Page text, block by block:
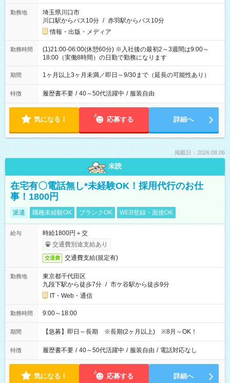
勤務地
埼玉県川口市
川口駅からバス10分 / 赤羽駅からバス10分
情報・出版・メディア
勤務時間
(1)21:00-06:00(休憩60分) ※入社後の最初2～3週間は9:00～
18:00（実働8時間）の日勤で勤務になります
期間 1ヶ月以上3ヶ月未満／即日～9/30まで（延長の可能性あり）
特徴 履歴書不要 / 40～50代活躍中 / 服装自由
気になる！ 応募する 詳細へ
掲載日：2026.08.06
未読
在宅有〇電話無し*未経験OK！採用代行のお仕
事！1800円
派遣 職種未経験OK ブランクOK WEB登録・面接OK
給与
時給1800円＋交
交通費別途支給あり
交通費 交通費支給(規定有)
勤務地
東京都千代田区
九段下駅から徒歩7分 / 市ケ谷駅から徒歩9分
IT・Web・通信
勤務時間 9:00～18:00
期間 【急募】即日～長期 ※長期(2ヶ月以上) ※8月～OK！
特徴 履歴書不要 / 40～50代活躍中 / 服装自由 / 電話対応なし
気になる！ 応募する 詳細へ